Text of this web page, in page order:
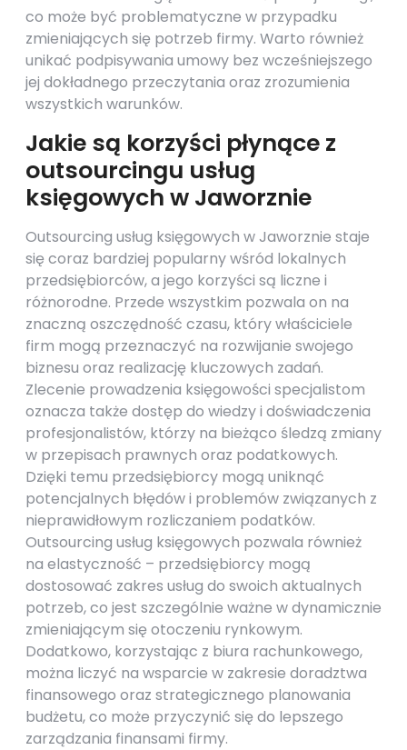
co może być problematyczne w przypadku
zmieniających się potrzeb firmy. Warto również
unikać podpisywania umowy bez wcześniejszego
jej dokładnego przeczytania oraz zrozumienia
wszystkich warunków.
Jakie są korzyści płynące z
outsourcingu usług
księgowych w Jaworznie
Outsourcing usług księgowych w Jaworznie staje
się coraz bardziej popularny wśród lokalnych
przedsiębiorców, a jego korzyści są liczne i
różnorodne. Przede wszystkim pozwala on na
znaczną oszczędność czasu, który właściciele
firm mogą przeznaczyć na rozwijanie swojego
biznesu oraz realizację kluczowych zadań.
Zlecenie prowadzenia księgowości specjalistom
oznacza także dostęp do wiedzy i doświadczenia
profesjonalistów, którzy na bieżąco śledzą zmiany
w przepisach prawnych oraz podatkowych.
Dzięki temu przedsiębiorcy mogą uniknąć
potencjalnych błędów i problemów związanych z
nieprawidłowym rozliczaniem podatków.
Outsourcing usług księgowych pozwala również
na elastyczność – przedsiębiorcy mogą
dostosować zakres usług do swoich aktualnych
potrzeb, co jest szczególnie ważne w dynamicznie
zmieniającym się otoczeniu rynkowym.
Dodatkowo, korzystając z biura rachunkowego,
można liczyć na wsparcie w zakresie doradztwa
finansowego oraz strategicznego planowania
budżetu, co może przyczynić się do lepszego
zarządzania finansami firmy.